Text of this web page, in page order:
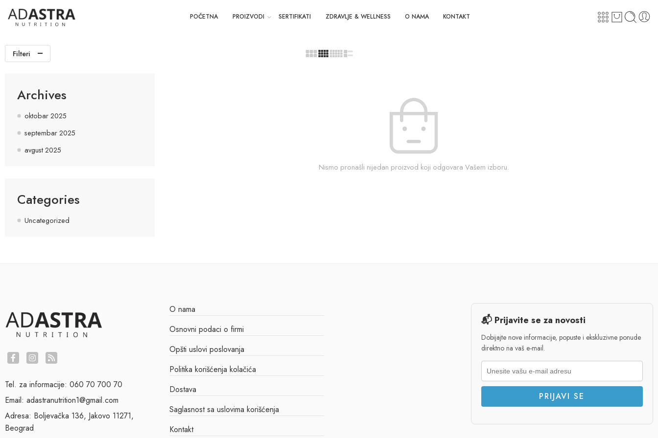
POČETNA PROIZVODI SERTIFIKATI ZDRAVLJE & WELLNESS O NAMA KONTAKT
Filteri
Nismo pronašli nijedan proizvod koji odgovara Vašem izboru.
Archives
oktobar 2025
septembar 2025
avgust 2025
Categories
Uncategorized
Tel. za informacije: 060 70 700 70
Email: adastranutrition1@gmail.com
Adresa: Boljevačka 136, Jakovo 11271,
Beograd
O nama
Osnovni podaci o firmi
Opšti uslovi poslovanja
Politika korišćenja kolačića
Dostava
Saglasnost sa uslovima korišćenja
Kontakt
📬 Prijavite se za novosti
Dobijajte nove informacije, popuste i ekskluzivne ponude
direktno na vaš e-mail.
PRIJAVI SE